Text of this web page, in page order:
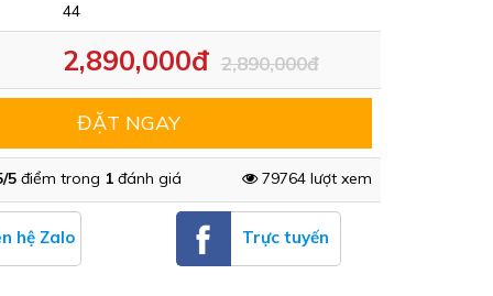
44
2,890,000đ 2,890,000đ
ĐẶT NGAY
5điểm trong 1đánh giá 79764 lượt xem
hệ Zalo Trực tuyến